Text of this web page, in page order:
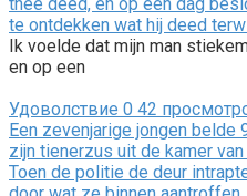
te ontdekken wat hij deed
Ik voelde dat mijn man
en op een
Удоволствие 0 42
Een zevenjarige jongen belde
zijn tienerzus uit de kamer
Toen de politie de deur